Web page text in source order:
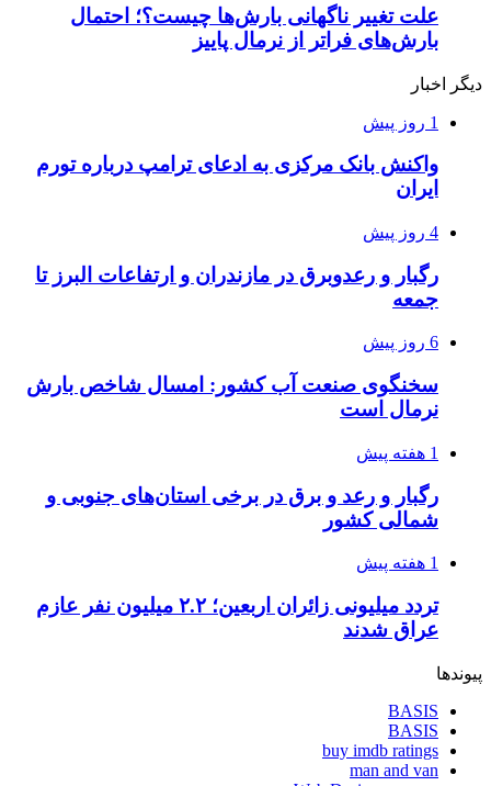
علت تغییر ناگهانی بارش‌ها چیست؟؛ احتمال
بارش‌های فراتر از نرمال پاییز
دیگر اخبار
1 روز پیش
واکنش بانک مرکزی به ادعای ترامپ درباره تورم
ایران
4 روز پیش
رگبار و رعدوبرق در مازندران و ارتفاعات البرز تا
جمعه
6 روز پیش
سخنگوی صنعت آب کشور: امسال شاخص بارش
نرمال است
1 هفته پیش
رگبار و رعد و برق در برخی استان‌های جنوبی و
شمالی کشور
1 هفته پیش
تردد میلیونی زائران اربعین؛ ۲.۲ میلیون نفر عازم
عراق شدند
پیوندها
BASIS
BASIS
buy imdb ratings
man and van